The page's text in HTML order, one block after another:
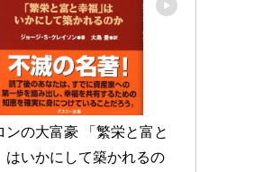
ンの大富豪 「繁栄と富と
はいかにして築かれるの